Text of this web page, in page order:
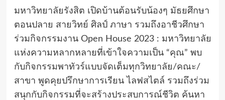
มหาวิทยาลัยรังสิต เปิดบ้านต้อนรับน้องๆ มัธยศึกษา
ตอนปลาย สายวิทย์ ศิลป์ ภาษา รวมถึงอาชีวศึกษา
ร่วมกิจกรรมงาน Open House 2023 : มหาวิทยาลัย
แห่งความหลากหลายที่เข้าใจความเป็น “คุณ” พบ
กับกิจกรรมพาทัวร์แบบจัดเต็มทุกวิทยาลัย/คณะ/
สาขา พูดคุยปรึกษาการเรียน ไลฟสไตล์ รวมถึงร่วม
สนุกกับกิจกรรมที่จะสร้างประสบการณ์ชีวิต ค้นหา